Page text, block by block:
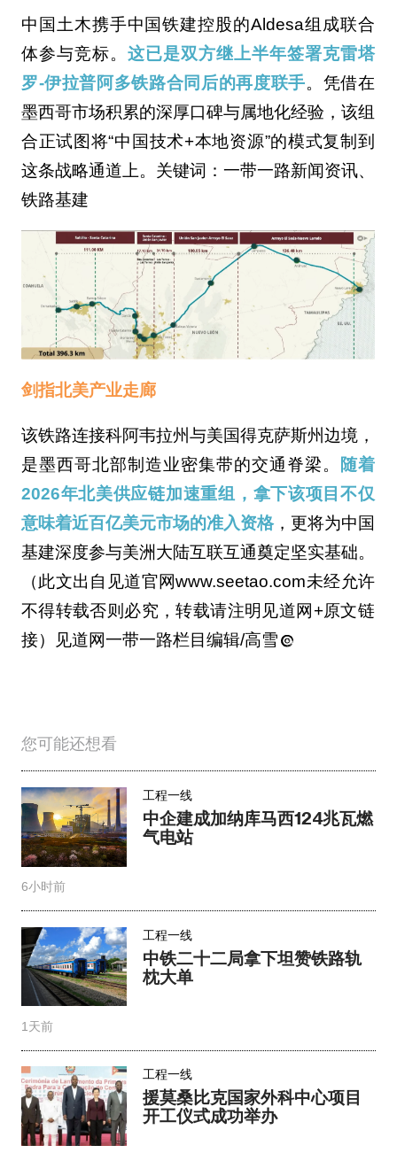
中国土木携手中国铁建控股的Aldesa组成联合
体参与竞标。 这已是双方继上半年签署克雷塔
罗-伊拉普阿多铁路合同后的再度联手。凭借在
墨西哥市场积累的深厚口碑与属地化经验，该组
合正试图将“中国技术+本地资源”的模式复制到
这条战略通道上。关键词：一带一路新闻资讯、
铁路基建
剑指北美产业走廊
该铁路连接科阿韦拉州与美国得克萨斯州边境，
是墨西哥北部制造业密集带的交通脊梁。
随着
2026年北美供应链加速重组，拿下该项目不仅
意味着近百亿美元市场的准入资格，更将为中国
基建深度参与美洲大陆互联互通奠定坚实基础。
（此文出自见道官网www.seetao.com未经允许
不得转载否则必究，转载请注明见道网+原文链
接）见道网一带一路栏目编辑/高雪
您可能还想看
工程一线
中企建成加纳库马西124兆瓦燃
气电站
6小时前
工程一线
中铁二十二局拿下坦赞铁路轨
枕大单
1天前
工程一线
援莫桑比克国家外科中心项目
开工仪式成功举办